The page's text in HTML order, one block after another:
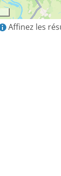
Affinez les